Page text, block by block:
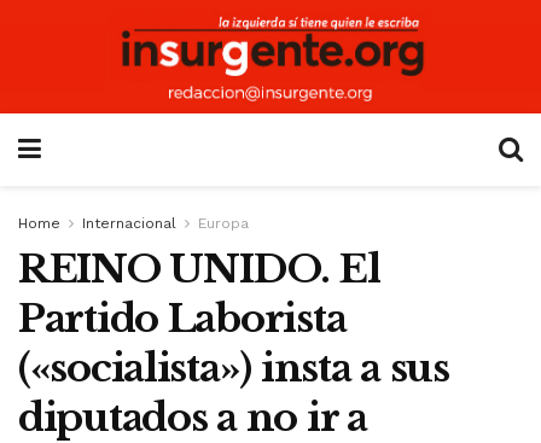
Home Internacional Europa
REINO UNIDO. El
Partido Laborista
(«socialista») insta a sus
diputados a no ir a